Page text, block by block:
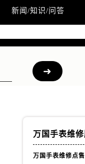
新闻/知识/问答
万国手表维
万国手表维修点